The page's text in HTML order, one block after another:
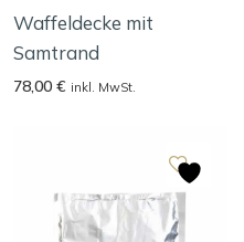
Waffeldecke mit
Samtrand
78,00 € inkl. MwSt.